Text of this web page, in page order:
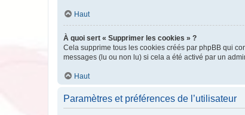
Haut
À quoi sert « Supprimer les cookies » ?
Cela supprime tous les cookies créés par phpBB qui
messages (lu ou non lu) si cela a été activé par un
Haut
Paramètres et préférences de l’utilisateur